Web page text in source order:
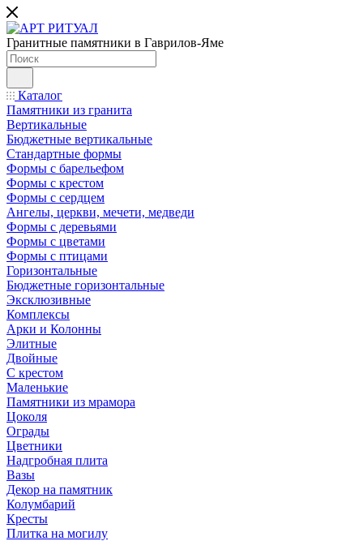
Гранитные памятники в Гаврилов-Яме
Каталог
Памятники из гранита
Вертикальные
Бюджетные вертикальные
Стандартные формы
Формы с барельефом
Формы с крестом
Формы с сердцем
Ангелы, церкви, мечети, медведи
Формы с деревьями
Формы с цветами
Формы с птицами
Горизонтальные
Бюджетные горизонтальные
Эксклюзивные
Комплексы
Арки и Колонны
Элитные
Двойные
С крестом
Маленькие
Памятники из мрамора
Цоколя
Ограды
Цветники
Надгробная плита
Вазы
Декор на памятник
Колумбарий
Кресты
Плитка на могилу